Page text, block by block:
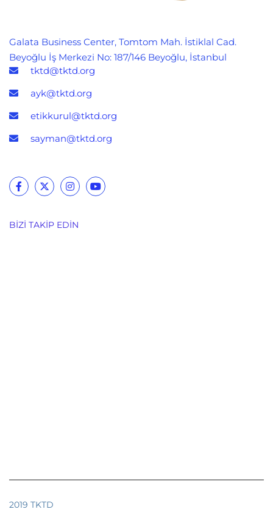
Galata Business Center, Tomtom Mah. İstiklal Cad.
Beyoğlu İş Merkezi No: 187/146 Beyoğlu, İstanbul
tktd@tktd.org
ayk@tktd.org
etikkurul@tktd.org
sayman@tktd.org
BIZI TAKIP EDIN
2019 TKTD